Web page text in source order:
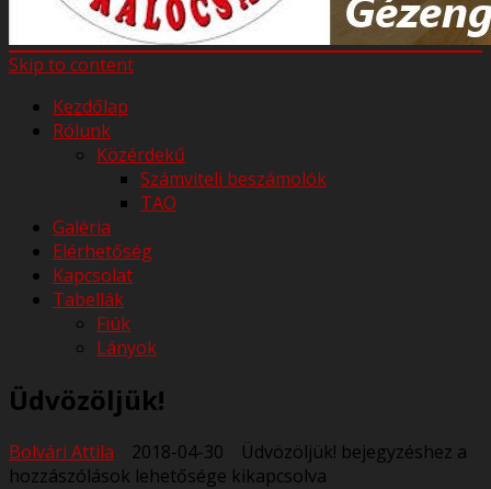
Skip to content
Kezdőlap
Rólunk
Közérdekű
Számviteli beszámolók
TAO
Galéria
Elérhetőség
Kapcsolat
Tabellák
Fiúk
Lányok
Üdvözöljük!
Bolvári Attila 2018-04-30 Üdvözöljük! bejegyzéshez a
hozzászólások lehetősége kikapcsolva